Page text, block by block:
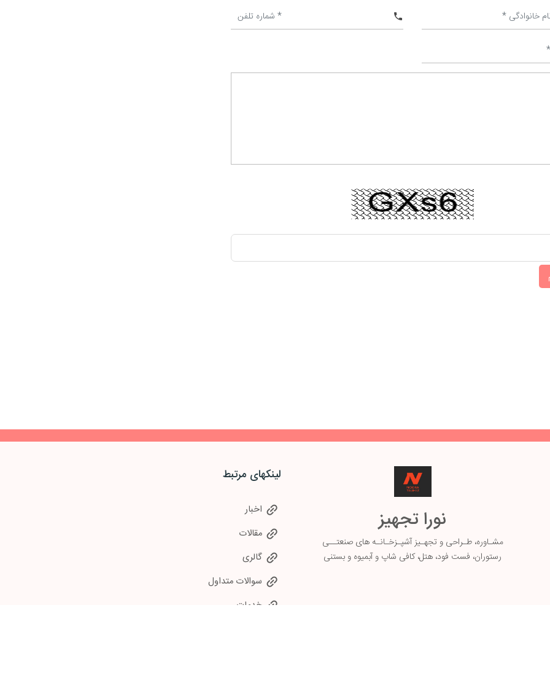
نورا تجهیز
مشـاوره، طـراحی و تجهـیز آشپـزخـانـه های صنعتــی
رستوران، فست فود، هتل، کافی شاپ و آبمیوه و بستنی
لینکهای مرتبط
اخبار
مقالات
گالری
سوالات متداول
خدمات